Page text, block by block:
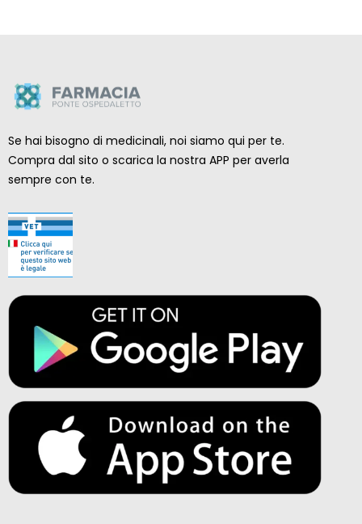
Se hai bisogno di medicinali, noi siamo qui per te.
Compra dal sito o scarica la nostra APP per averla
sempre con te.